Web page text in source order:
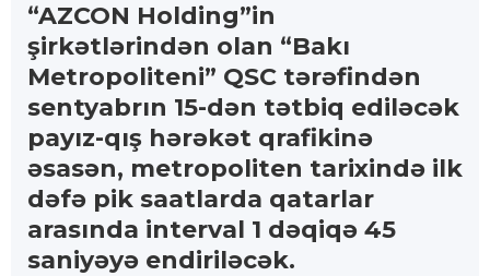
“AZCON Holding”in
şirkətlərindən olan “Bakı
Metropoliteni” QSC tərəfindən
sentyabrın 15-dən tətbiq ediləcək
payız-qış hərəkət qrafikinə
əsasən, metropoliten tarixində ilk
dəfə pik saatlarda qatarlar
arasında interval 1 dəqiqə 45
saniyəyə endiriləcək.